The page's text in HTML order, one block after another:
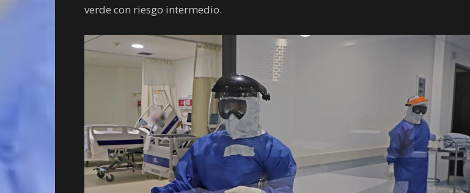
verde con riesgo intermedio.